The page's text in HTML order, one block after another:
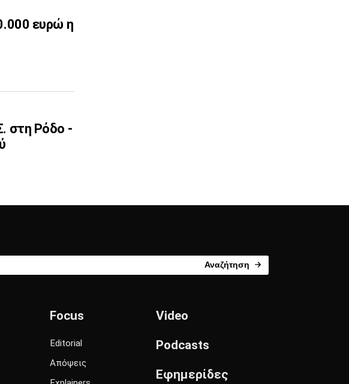
ευρώ η
στη Ρόδο -
Αναζήτηση
Focus
Editorial
Απόψεις
Video
Podcasts
Εφημερίδες